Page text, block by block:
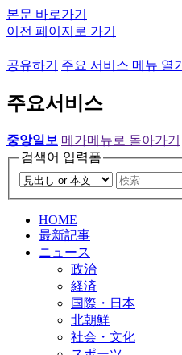
본문 바로가기
이전 페이지로 가기
공유하기 주요 서비스 메뉴 열기
주요서비스
중앙일보 메가메뉴로 돌아가기
검색어 입력폼
HOME
最新記事
ニュース
政治
経済
国際・日本
北朝鮮
社会・文化